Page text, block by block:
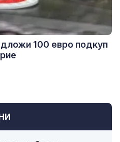
100 евро подкуп